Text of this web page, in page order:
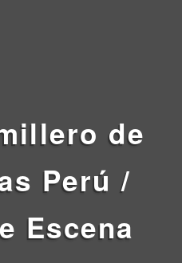
de
Perú /
Escena